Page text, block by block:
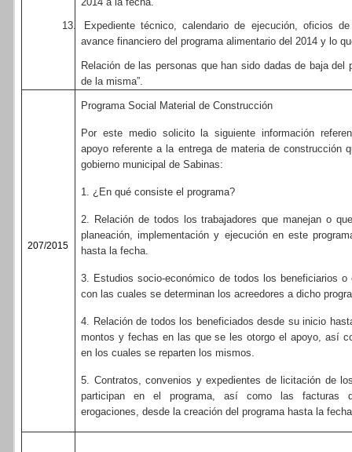
13.
Expediente técnico, calendario de ejecución, oficios
avance financiero del programa alimentario del 2014 y lo
Relación de las personas que han sido dadas de baja del
de la misma”.
207/2015
Programa Social Material de Construcción
Por este medio solicito la siguiente información
apoyo referente a la entrega de materia de construcción
gobierno municipal de Sabinas:
1. ¿En qué consiste el programa?
2. Relación de todos los trabajadores que manejan o
planeación, implementación y ejecución en este
hasta la fecha.
3. Estudios socio-económico de todos los beneficiarios
con las cuales se determinan los acreedores a dicho
4. Relación de todos los beneficiados desde su inicio
montos y fechas en las que se les otorgo el apoyo, así
en los cuales se reparten los mismos.
5. Contratos, convenios y expedientes de licitación de
participan en el programa, así como las facturas
erogaciones, desde la creación del programa hasta la